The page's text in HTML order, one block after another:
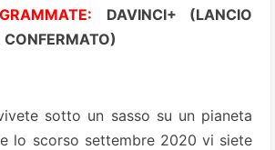
DAVINCI+ (LANCIO
sotto un sasso su un pianeta
lo scorso settembre 2020 vi siete